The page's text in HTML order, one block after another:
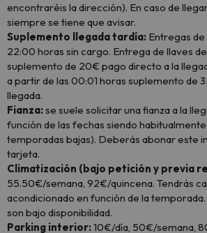
encontraréis la dirección). En caso de
siempre se tiene que avisar.
Suplemento llegada tardía: Entregas de
22:00 horas sin cargo. Entrega de llaves
suplemento de 20€ pago directo a la
a partir de las 00:01 horas suplemento de
llegada.
Fianza:se suele solicitar una fianza a la
función de las fechas siendo
temporadas bajas). Deberás abonar este
tarjeta.
Climatización (bajo petición y previa
55.50€/semana, 92€/quincena. Tendrás
acondicionado en función de la
son bajo disponibilidad.
Parking interior:10€/día, 50€/semana,